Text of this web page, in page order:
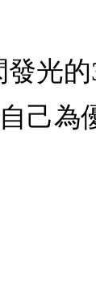
光的
己為